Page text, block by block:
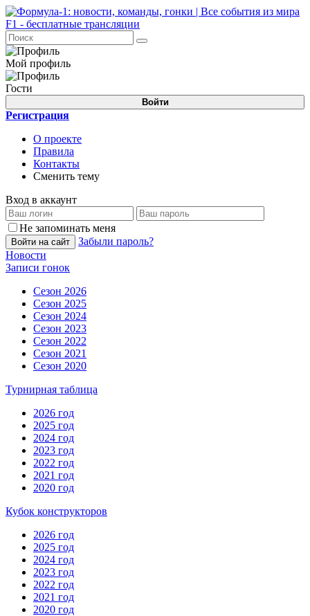
Мой профиль
Гости
Войти
Регистрация
О проекте
Правила
Контакты
Сменить тему
Вход в аккаунт
Не запоминать меня
Войти на сайт
Забыли пароль?
Новости
Записи гонок
Сезон 2026
Сезон 2025
Сезон 2024
Сезон 2023
Сезон 2022
Сезон 2021
Сезон 2020
Турнирная таблица
2026 год
2025 год
2024 год
2023 год
2022 год
2021 год
2020 год
Кубок конструкторов
2026 год
2025 год
2024 год
2023 год
2022 год
2021 год
2020 год